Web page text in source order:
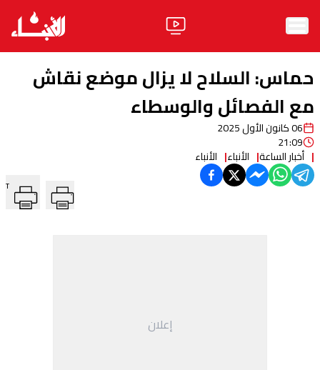
الأخبار
آراء
فيديو
مواقف
‏حماس: السلاح لا يزال موضع نقاش
مع الفصائل والوسطاء ⁧‫
06 كانون الأول 2025
21:09
أخبار الساعة الأنباء الأنباء
T
إعلان